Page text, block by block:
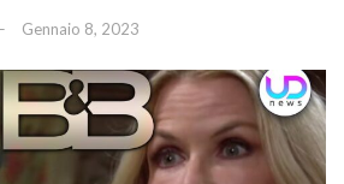
Gennaio 8, 2023